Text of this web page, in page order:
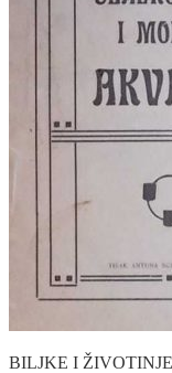
BILJKE I ŽIVOTINJE